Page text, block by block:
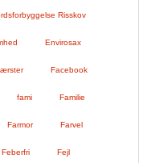
Risskov
Envirosax
Facebook
fami Familie
Farmor Farvel
Feberfri Fejl